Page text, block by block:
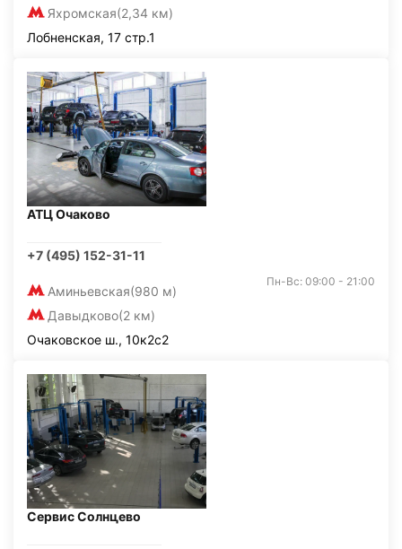
Яхромская(2,34 км)
Лобненская, 17 стр.1
АТЦ Очаково
+7 (495) 152-31-11
Аминьевская(980 м)
Давыдково(2 км)
Пн-Вс: 09:00 - 21:00
Очаковское ш., 10к2с2
Сервис Солнцево